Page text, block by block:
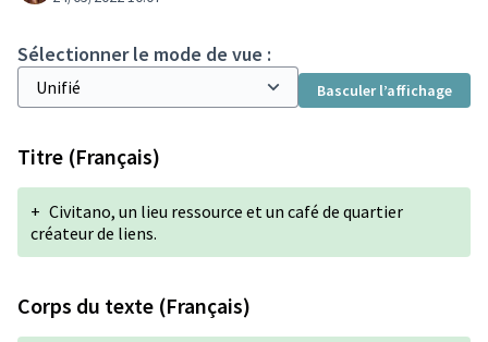
Sélectionner le mode de vue :
Basculer l’affichage
Titre (Français)
+ Civitano, un lieu ressource et un café de quartier
créateur de liens.
Corps du texte (Français)